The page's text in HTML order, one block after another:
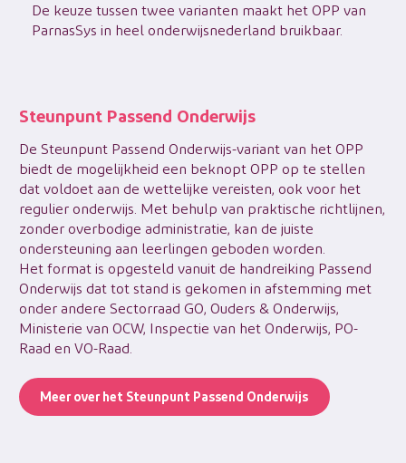
De keuze tussen twee varianten maakt het OPP van
ParnasSys in heel onderwijsnederland bruikbaar.
Steunpunt Passend Onderwijs
De Steunpunt Passend Onderwijs-variant van het OPP
biedt de mogelijkheid een beknopt OPP op te stellen
dat voldoet aan de wettelijke vereisten, ook voor het
regulier onderwijs. Met behulp van praktische richtlijnen,
zonder overbodige administratie, kan de juiste
ondersteuning aan leerlingen geboden worden.
Het format is opgesteld vanuit de handreiking Passend
Onderwijs dat tot stand is gekomen in afstemming met
onder andere Sectorraad GO, Ouders & Onderwijs,
Ministerie van OCW, Inspectie van het Onderwijs, PO-
Raad en VO-Raad.
Meer over het Steunpunt Passend Onderwijs